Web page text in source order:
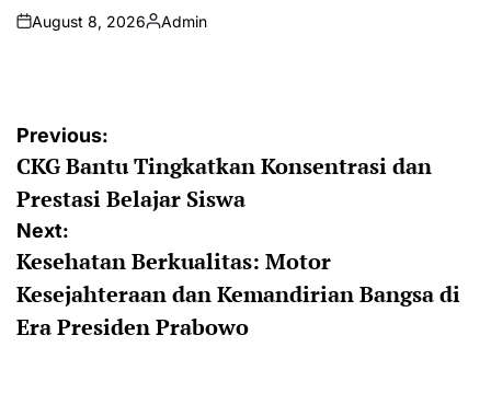
on
August 8, 2026
Posted
Admin
Post
navigation
Previous:
CKG Bantu Tingkatkan Konsentrasi dan
Prestasi Belajar Siswa
Next:
Kesehatan Berkualitas: Motor
Kesejahteraan dan Kemandirian Bangsa di
Era Presiden Prabowo